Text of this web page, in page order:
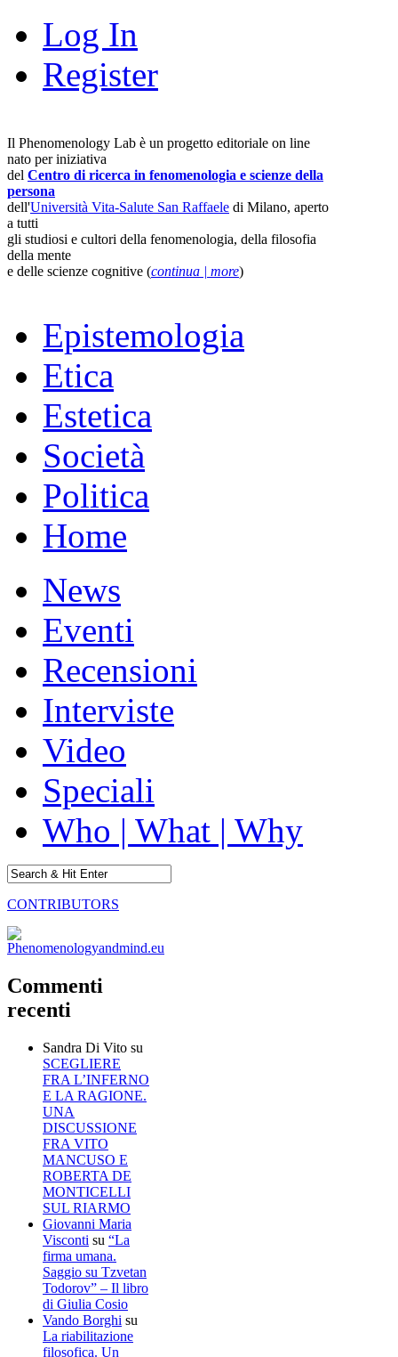
Log In
Register
Il Phenomenology Lab è un progetto editoriale on line
nato per iniziativa
del Centro di ricerca in fenomenologia e scienze della
persona
dell'Università Vita-Salute San Raffaele di Milano, aperto
a tutti
gli studiosi e cultori della fenomenologia, della filosofia
della mente
e delle scienze cognitive (continua | more)
Epistemologia
Etica
Estetica
Società
Politica
Home
News
Eventi
Recensioni
Interviste
Video
Speciali
Who | What | Why
CONTRIBUTORS
Commenti
recenti
Sandra Di Vito su
SCEGLIERE
FRA L’INFERNO
E LA RAGIONE.
UNA
DISCUSSIONE
FRA VITO
MANCUSO E
ROBERTA DE
MONTICELLI
SUL RIARMO
Giovanni Maria
Visconti su “La
firma umana.
Saggio su Tzvetan
Todorov” – Il libro
di Giulia Cosio
Vando Borghi su
La riabilitazione
filosofica. Un